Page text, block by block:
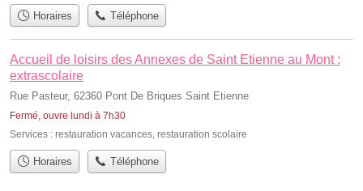
Horaires Téléphone
Accueil de loisirs des Annexes de Saint Etienne au Mont :
extrascolaire
Rue Pasteur, 62360 Pont De Briques Saint Etienne
Fermé, ouvre lundi à 7h30
Services : restauration vacances, restauration scolaire
Horaires Téléphone